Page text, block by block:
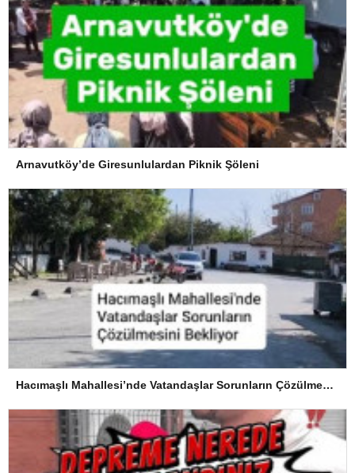
Arnavutköy’de Giresunlulardan Piknik Şöleni
Hacımaşlı Mahallesi’nde Vatandaşlar Sorunların Çözülmesini Bekliyor